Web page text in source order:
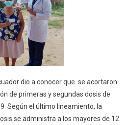
dio a conocer que se acortaron
de primeras y segundas dosis de
Según el último lineamiento, la
se administra a los mayores de 12